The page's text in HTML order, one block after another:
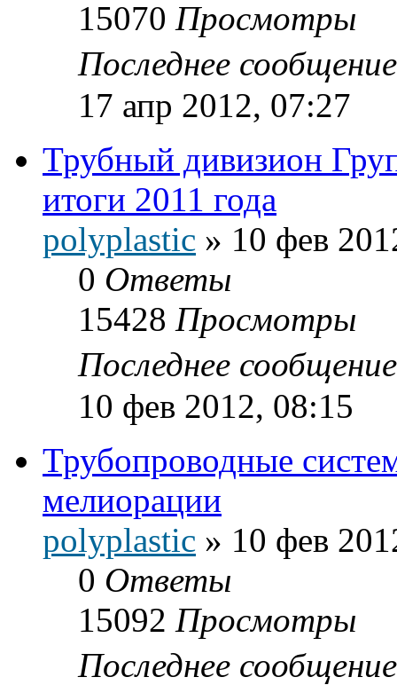
15070 Просмотры
Последнее
17 апр 2012, 07:27
Трубный дивизион
итоги 2011 года
polyplastic » 10 фев
0 Ответы
15428 Просмотры
Последнее
10 фев 2012, 08:15
Трубопроводные
мелиорации
polyplastic » 10 фев
0 Ответы
15092 Просмотры
Последнее